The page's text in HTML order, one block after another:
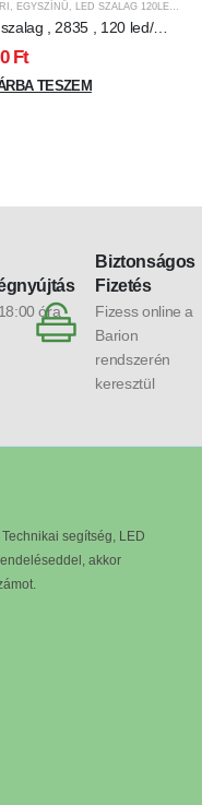
, EGYSZÍNŰ , LED SZALAG 120LED/M
, 2835 , 120 led/m ,
m , állítható fehér
, CCT
Ft
TESZEM
óra
Biztonságos
Fizetés
Fizess online a
Barion
rendszerén
keresztül
segítség, LED
akkor